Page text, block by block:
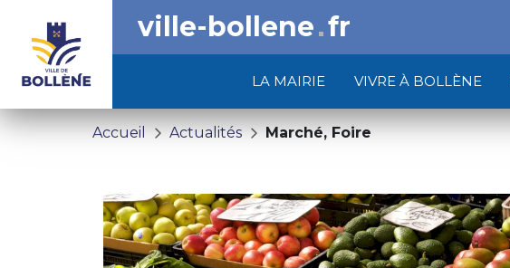
LA MAIRIE VIVRE À BOLLÈNE
ville-bollene fr
Accueil Actualités Marché, Foire